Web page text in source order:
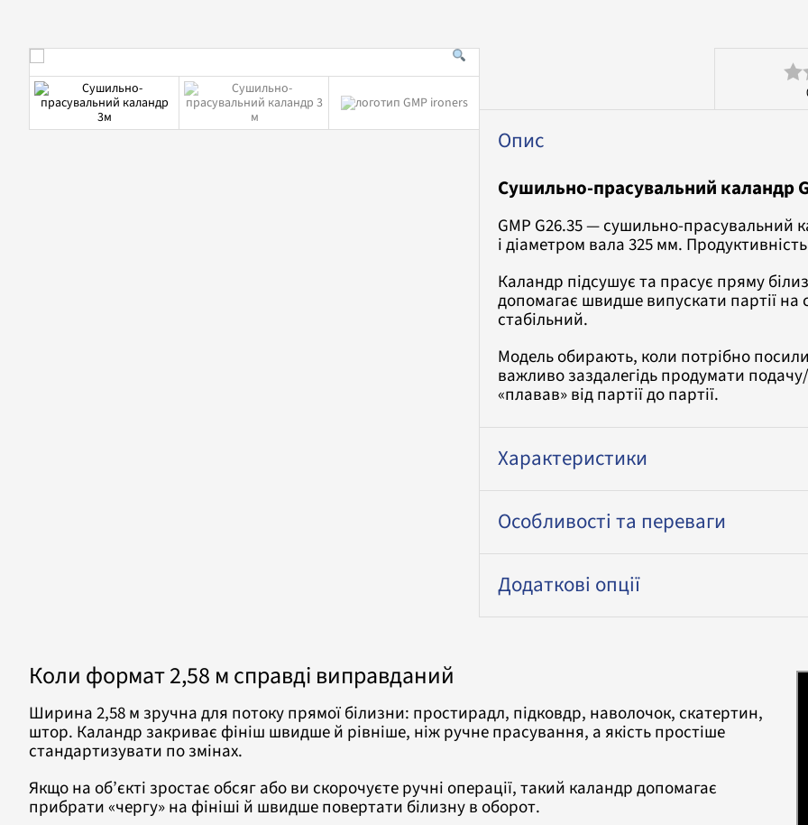
з
5
Опис
Сушильно-прасувальний каландр
GMP G26.35 — сушильно-
і діаметром вала 325 мм.
Каландр підсушує та прасує пряму
допомагає швидше випускати партії
стабільний.
Модель обирають, коли потрібно
важливо заздалегідь продумати
«плавав» від партії до партії.
Характеристики
Особливості та переваги
Додаткові опції
Коли формат 2,58 м справді виправданий
Ширина 2,58 м зручна для потоку прямої білизни: простирадл, підковдр, наволочок, скатертин,
штор. Каландр закриває фініш швидше й рівніше, ніж ручне прасування, а якість простіше
стандартизувати по змінах.
Якщо на об’єкті зростає обсяг або ви скорочуєте ручні операції, такий каландр допомагає
прибрати «чергу» на фініші й швидше повертати білизну в оборот.